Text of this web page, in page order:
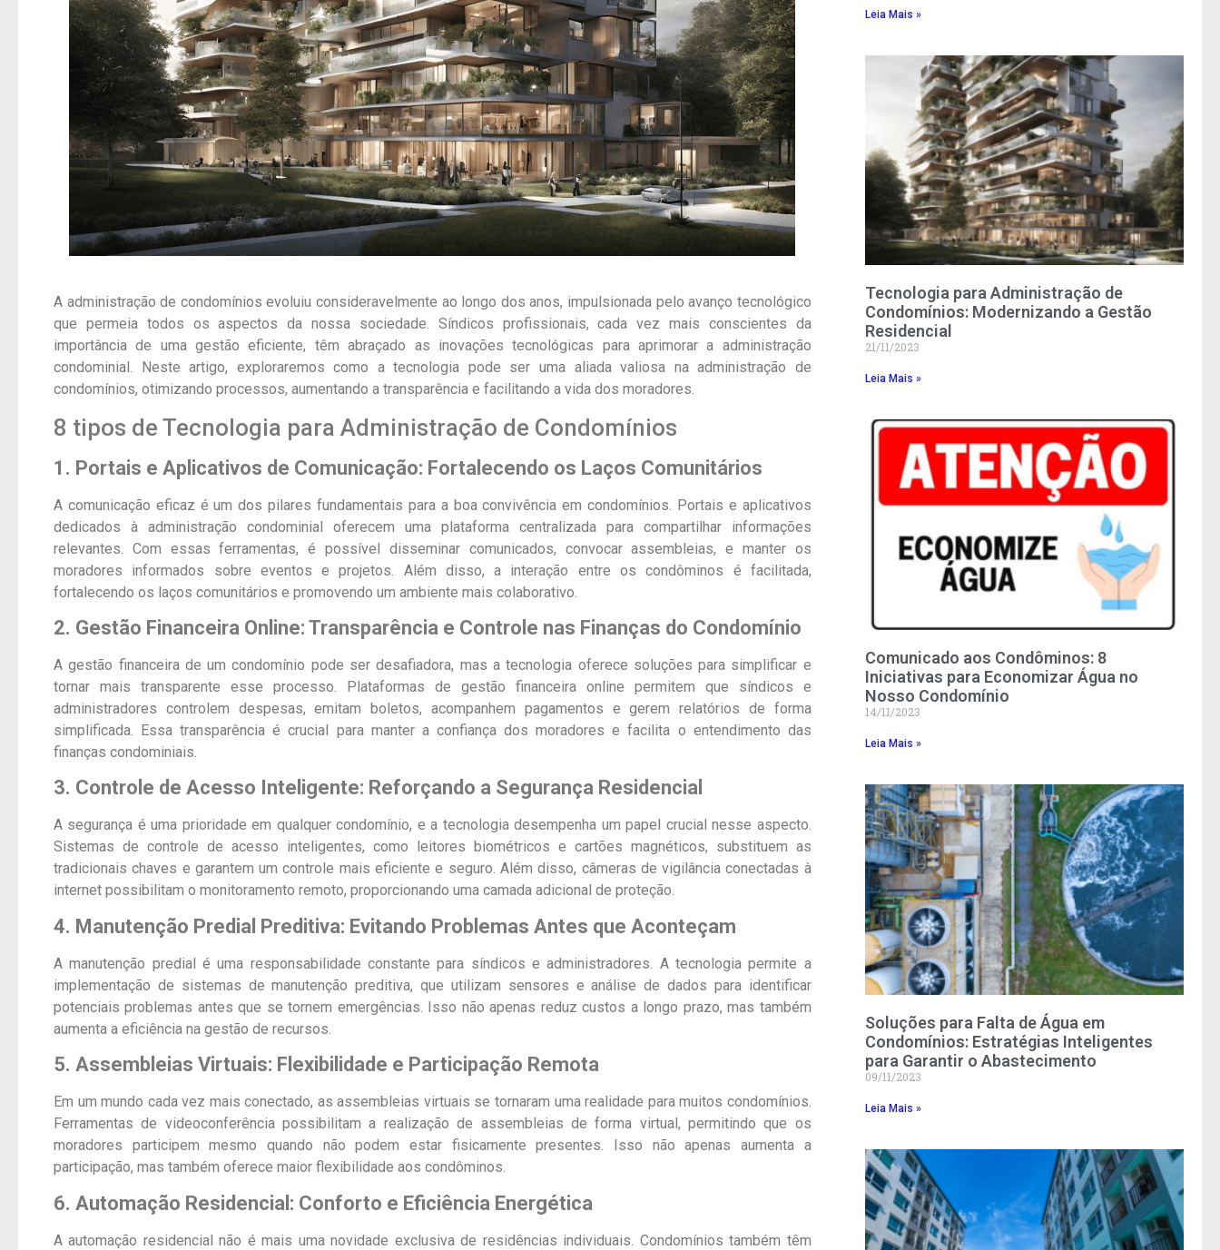
A administração de condomínios evoluiu consideravelmente ao longo dos anos, impulsionada pelo avanço tecnológico
que permeia todos os aspectos da nossa sociedade. Síndicos profissionais, cada vez mais conscientes da
importância de uma gestão eficiente, têm abraçado as inovações tecnológicas para aprimorar a administração
condominial. Neste artigo, exploraremos como a tecnologia pode ser uma aliada valiosa na administração de
condomínios, otimizando processos, aumentando a transparência e facilitando a vida dos moradores.
8 tipos de Tecnologia para Administração de Condomínios
1. Portais e Aplicativos de Comunicação: Fortalecendo os Laços Comunitários
A comunicação eficaz é um dos pilares fundamentais para a boa convivência em condomínios. Portais e aplicativos
dedicados à administração condominial oferecem uma plataforma centralizada para compartilhar informações
relevantes. Com essas ferramentas, é possível disseminar comunicados, convocar assembleias, e manter os
moradores informados sobre eventos e projetos. Além disso, a interação entre os condôminos é facilitada,
fortalecendo os laços comunitários e promovendo um ambiente mais colaborativo.
2. Gestão Financeira Online: Transparência e Controle nas Finanças do Condomínio
A gestão financeira de um condomínio pode ser desafiadora, mas a tecnologia oferece soluções para simplificar e
tornar mais transparente esse processo. Plataformas de gestão financeira online permitem que síndicos e
administradores controlem despesas, emitam boletos, acompanhem pagamentos e gerem relatórios de forma
simplificada. Essa transparência é crucial para manter a confiança dos moradores e facilita o entendimento das
finanças condominiais.
3. Controle de Acesso Inteligente: Reforçando a Segurança Residencial
A segurança é uma prioridade em qualquer condomínio, e a tecnologia desempenha um papel crucial nesse aspecto.
Sistemas de controle de acesso inteligentes, como leitores biométricos e cartões magnéticos, substituem as
tradicionais chaves e garantem um controle mais eficiente e seguro. Além disso, câmeras de vigilância conectadas à
internet possibilitam o monitoramento remoto, proporcionando uma camada adicional de proteção.
4. Manutenção Predial Preditiva: Evitando Problemas Antes que Aconteçam
A manutenção predial é uma responsabilidade constante para síndicos e administradores. A tecnologia permite a
implementação de sistemas de manutenção preditiva, que utilizam sensores e análise de dados para identificar
potenciais problemas antes que se tornem emergências. Isso não apenas reduz custos a longo prazo, mas também
aumenta a eficiência na gestão de recursos.
5. Assembleias Virtuais: Flexibilidade e Participação Remota
Em um mundo cada vez mais conectado, as assembleias virtuais se tornaram uma realidade para muitos condomínios.
Ferramentas de videoconferência possibilitam a realização de assembleias de forma virtual, permitindo que os
moradores participem mesmo quando não podem estar fisicamente presentes. Isso não apenas aumenta a
participação, mas também oferece maior flexibilidade aos condôminos.
6. Automação Residencial: Conforto e Eficiência Energética
A automação residencial não é mais uma novidade exclusiva de residências individuais. Condomínios também têm
Leia Mais »
Tecnologia para Administração de
Condomínios: Modernizando a Gestão
Residencial
21/11/2023
Leia Mais »
Comunicado aos Condôminos: 8
Iniciativas para Economizar Água no
Nosso Condomínio
14/11/2023
Leia Mais »
Soluções para Falta de Água em
Condomínios: Estratégias Inteligentes
para Garantir o Abastecimento
09/11/2023
Leia Mais »